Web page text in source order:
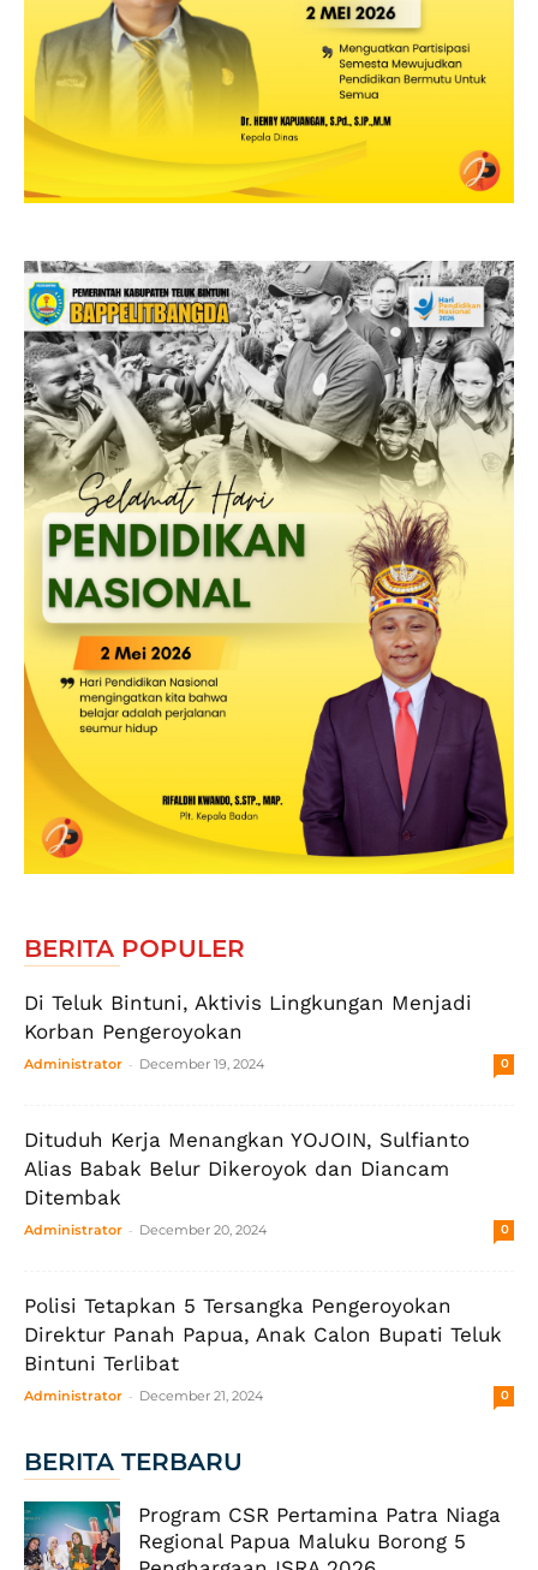
BERITA POPULER
Di Teluk Bintuni, Aktivis Lingkungan Menjadi
Korban Pengeroyokan
Administrator - December 19, 2024 0
Dituduh Kerja Menangkan YOJOIN, Sulfianto
Alias Babak Belur Dikeroyok dan Diancam
Ditembak
Administrator - December 20, 2024 0
Polisi Tetapkan 5 Tersangka Pengeroyokan
Direktur Panah Papua, Anak Calon Bupati Teluk
Bintuni Terlibat
Administrator - December 21, 2024 0
BERITA TERBARU
Program CSR Pertamina Patra Niaga
Regional Papua Maluku Borong 5